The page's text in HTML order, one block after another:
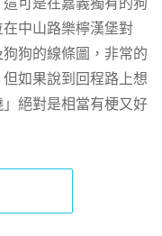
中山路樂檸漢堡對
狗的線條圖，非常的
如果說到回程路上想
絕對是相當有梗又好